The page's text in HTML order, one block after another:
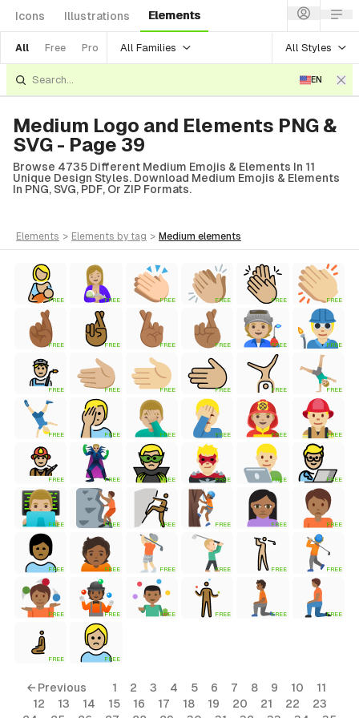
Icons Illustrations Elements
All Free Pro All Families All Styles
EN
Medium Logo and Elements PNG &
SVG - Page 39
Browse 4735 Different Medium Emojis & Elements In 11
Unique Design Styles. Download Medium Emojis & Elements
In PNG, SVG, PDF, Or ZIP Formats.
elements > elements by tag > medium elements
FREE FREE FREE FREE FREE FREE
FREE FREE FREE FREE FREE FREE
FREE FREE FREE FREE FREE FREE
FREE FREE FREE FREE FREE FREE
FREE FREE FREE FREE FREE FREE
FREE FREE FREE FREE FREE FREE
FREE FREE FREE FREE FREE FREE
FREE FREE FREE FREE FREE FREE
FREE FREE
← Previous 1 2 3 4 5 6 7 8 9 10
11
12
13 14 15 16 17 18 19 20 21 22
23